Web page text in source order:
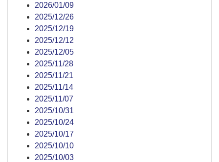
2026/01/09
2025/12/26
2025/12/19
2025/12/12
2025/12/05
2025/11/28
2025/11/21
2025/11/14
2025/11/07
2025/10/31
2025/10/24
2025/10/17
2025/10/10
2025/10/03